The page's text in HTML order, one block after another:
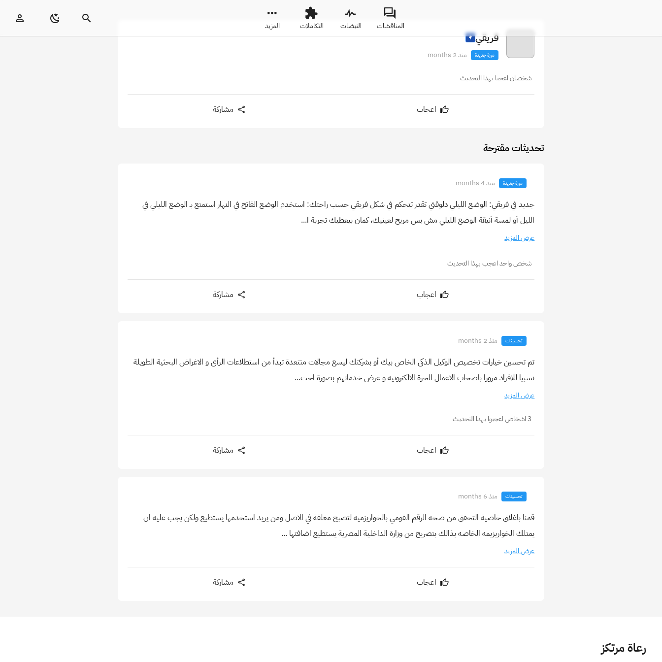
المناقشات النبضات التكاملات المزيد
فريقي
ميزة جديدة منذ 2 months
شخصان اعجبا بهذا التحديث
اعجاب مشاركة
تحديثات مقترحة
ميزة جديدة منذ 4 months
جديد في فريقي: الوضع الليلي دلوقتي تقدر تتحكم في شكل فريقي حسب راحتك: استخدم الوضع الفاتح في النهار استمتع بـ الوضع الليلي في
الليل أو لمسة أنيقة الوضع الليلي مش بس مريح لعينيك، كمان بيعطيك تجربة ا...
عرض المزيد
شخص واحد اعجب بهذا التحديث
اعجاب مشاركة
تحسينات منذ 2 months
تم تحسين خيارات تخصيص الوكيل الذكى الخاص بيك أو بشركتك ليسع مجالات متتعدة تبدأ من استطلاعات الرأى و الاغراض البحثية الطويلة
نسبيا للافراد مرورا باصحاب الاعمال الحرة الالكترونيه و عرض خدماتهم بصورة احت...
عرض المزيد
3 اشخاص اعجبوا بهذا التحديث
اعجاب مشاركة
تحسينات منذ 6 months
قمنا باغلاق خاصية التحقق من صحه الرقم القومي بالخواريزميه لتصبح مغلقة في الاصل ومن يريد استخدمها يستطيع ولكن يجب عليه ان
يمتلك الخواريزيمه الخاصه بذالك بتصريح من وزارة الداخلية المصرية يستطيع اضافتها ...
عرض المزيد
اعجاب مشاركة
رعاة مرتكز